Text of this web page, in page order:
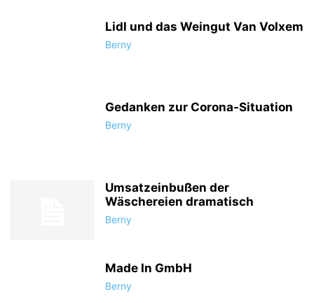
Lidl und das Weingut Van Volxem
Berny
Gedanken zur Corona-Situation
Berny
Umsatzeinbußen der
Wäschereien dramatisch
Berny
Made In GmbH
Berny